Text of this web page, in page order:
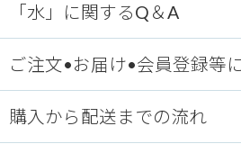
「水」に関するQ＆A
ご注文•お届け•会員登録等
購入から配送までの流れ